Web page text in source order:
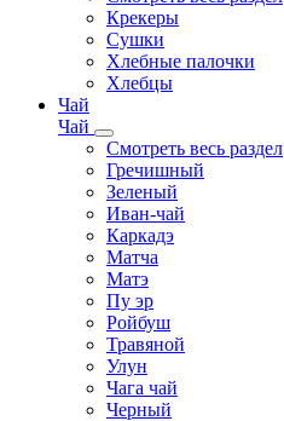
Крекеры
Сушки
Хлебные палочки
Хлебцы
Чай
Чай
Смотреть весь раздел
Гречишный
Зеленый
Иван-чай
Каркадэ
Матча
Матэ
Пу эр
Ройбуш
Травяной
Улун
Чага чай
Черный